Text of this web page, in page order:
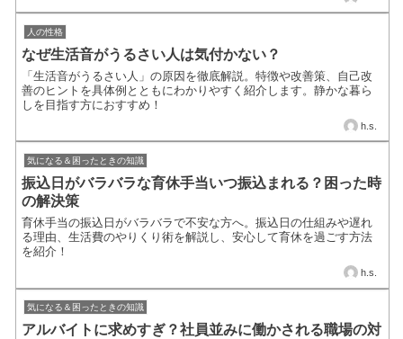
人の性格
なぜ生活音がうるさい人は気付かない？
「生活音がうるさい人」の原因を徹底解説。特徴や改善策、自己改
善のヒントを具体例とともにわかりやすく紹介します。静かな暮ら
しを目指す方におすすめ！
h.s.
気になる＆困ったときの知識
振込日がバラバラな育休手当いつ振込まれる？困った時
の解決策
育休手当の振込日がバラバラで不安な方へ。振込日の仕組みや遅れ
る理由、生活費のやりくり術を解説し、安心して育休を過ごす方法
を紹介！
h.s.
気になる＆困ったときの知識
アルバイトに求めすぎ？社員並みに働かされる職場の対